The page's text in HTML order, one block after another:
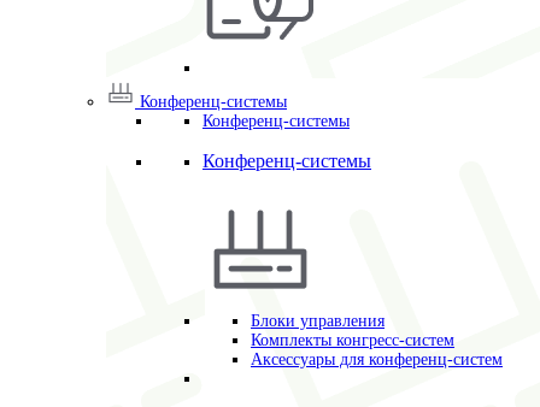
Конференц-системы
Конференц-системы
Конференц-системы
Блоки управления
Комплекты конгресс-систем
Аксессуары для конференц-систем